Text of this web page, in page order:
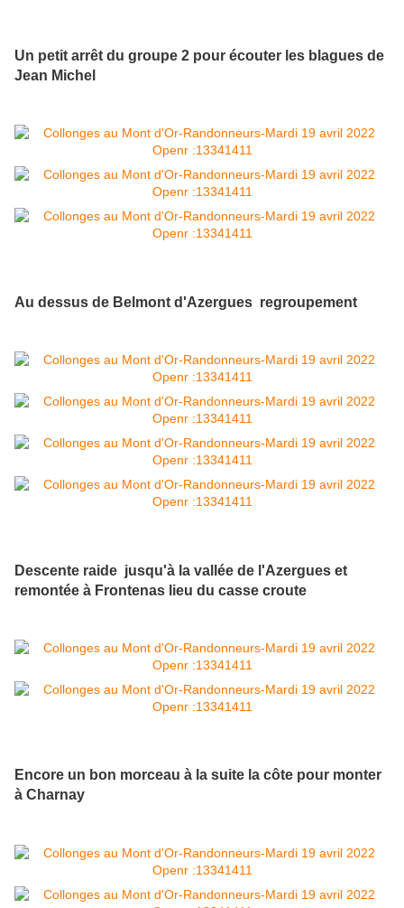
Un petit arrêt du groupe 2 pour écouter les blagues de
Jean Michel
Au dessus de Belmont d'Azergues regroupement
Descente raide jusqu'à la vallée de l'Azergues et
remontée à Frontenas lieu du casse croute
Encore un bon morceau à la suite la côte pour monter
à Charnay